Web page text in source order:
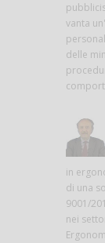
vanta
delle
in
di una
9001/
nei